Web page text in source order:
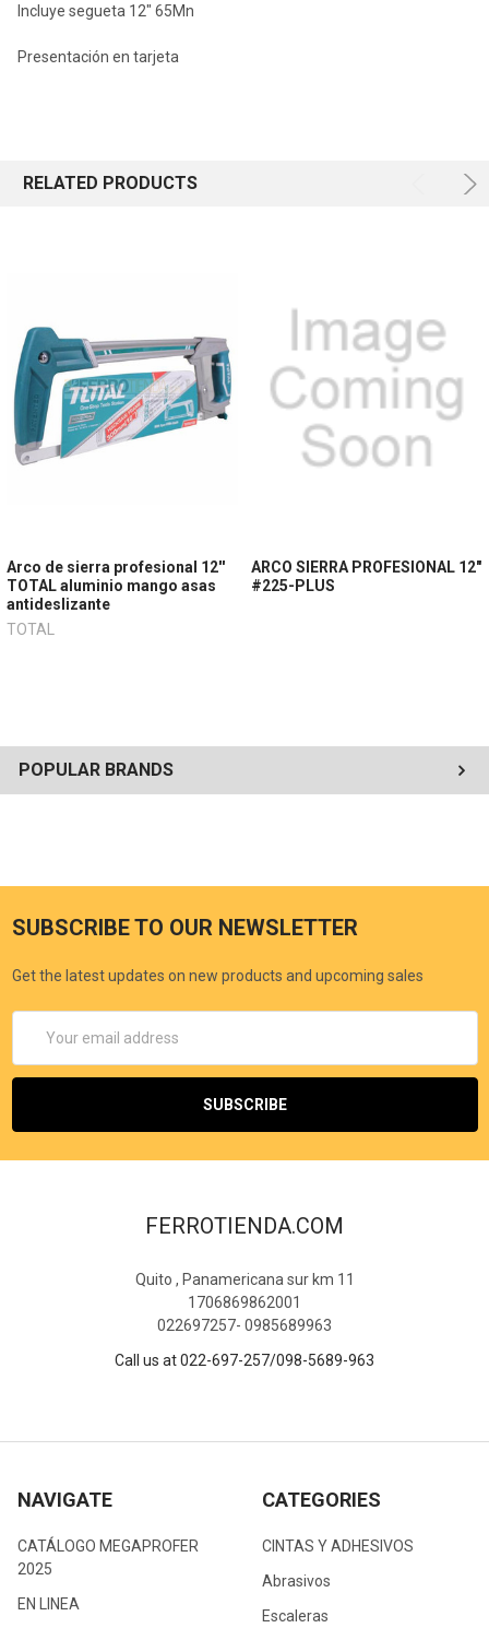
POPULAR BRANDS
Incluye segueta 12" 65Mn
Presentación en tarjeta
RELATED PRODUCTS
Arco de sierra profesional 12''
TOTAL aluminio mango asas
antideslizante
TOTAL
ARCO SIERRA PROFESIONAL 12"
#225-PLUS
SUBSCRIBE TO OUR NEWSLETTER
Get the latest updates on new products and upcoming sales
Address
FERROTIENDA.COM
Quito , Panamericana sur km 11
1706869862001
022697257- 0985689963
Call us at 022-697-257/098-5689-963
NAVIGATE
CATÁLOGO MEGAPROFER
2025
EN LINEA
CATEGORIES
CINTAS Y ADHESIVOS
Abrasivos
Escaleras